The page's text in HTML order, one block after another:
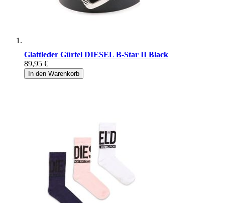
Glattleder Gürtel DIESEL B-Star II Black
89,95 €
In den Warenkorb